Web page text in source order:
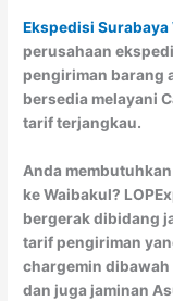
Ekspedisi
perusahaan
pengiriman barang
bersedia melayani
tarif terjangkau.
Anda
ke Waibakul?
bergerak dibidang
tarif pengiriman
chargemin
dan juga jaminan